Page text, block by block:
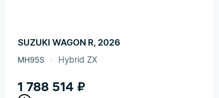
SUZUKI WAGON R, 2026
MH95S Hybrid ZX
1 788 514 ₽